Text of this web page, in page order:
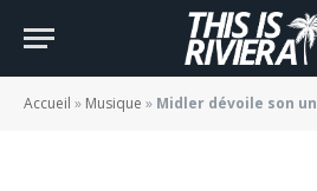
Accueil » Musique » Midler dévoile son